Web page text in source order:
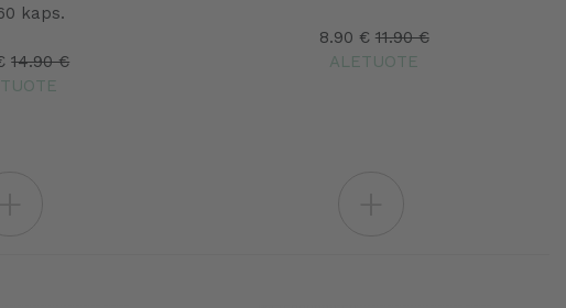
kaps.
14.90 €
8.90 € 11.90 €
ALETUOTE